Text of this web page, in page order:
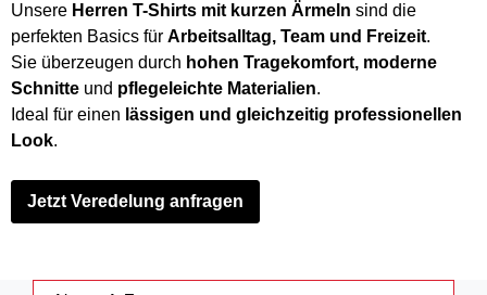
Unsere Herren T-Shirts mit kurzen Ärmeln sind die
perfekten Basics für Arbeitsalltag, Team und Freizeit.
Sie überzeugen durch hohen Tragekomfort, moderne
Schnitte und pflegeleichte Materialien.
Ideal für einen lässigen und gleichzeitig professionellen
Look.
Jetzt Veredelung anfragen